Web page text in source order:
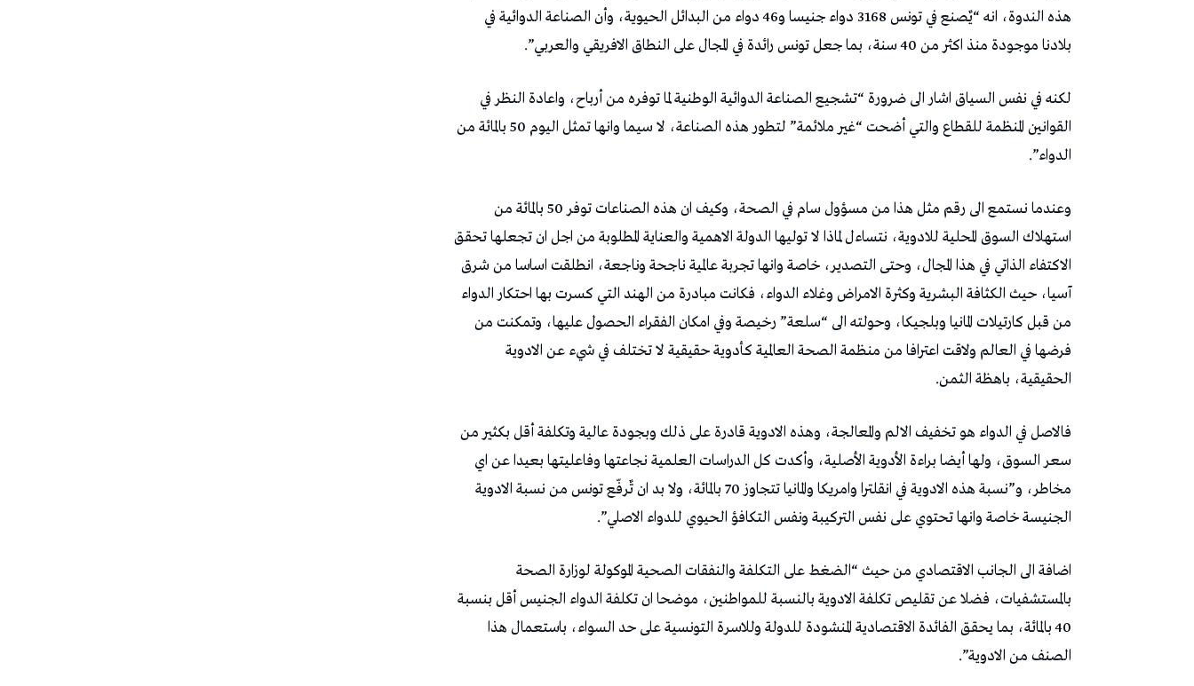
هذه الندوة، انه “يٌصنع في تونس 3168 دواء جنيسا و46 دواء من البدائل الحيوية، وأن الصناعة الدوائية في
بلادنا موجودة منذ اكثر من 40 سنة، بما جعل تونس رائدة في المجال على النطاق الافريقي والعربي”.
لكنه في نفس السياق اشار الى ضرورة “تشجيع الصناعة الدوائية الوطنية لما توفره من أرباح، واعادة النظر في
القوانين المنظمة للقطاع والتي أضحت “غير ملائمة” لتطور هذه الصناعة، لا سيما وانها تمثل اليوم 50 بالمائة من
الدواء”.
وعندما نستمع الى رقم مثل هذا من مسؤول سام في الصحة، وكيف ان هذه الصناعات توفر 50 بالمائة من
استهلاك السوق المحلية للادوية، نتساءل لماذا لا توليها الدولة الاهمية والعناية المطلوبة من اجل ان تجعلها تحقق
الاكتفاء الذاتي في هذا المجال، وحتى التصدير، خاصة وانها تجربة عالمية ناجحة وناجعة، انطلقت اساسا من شرق
آسيا، حيث الكثافة البشرية وكثرة الامراض وغلاء الدواء، فكانت مبادرة من الهند التي كسرت بها احتكار الدواء
من قبل كارتيلات المانيا وبلجيكا، وحولته الى “سلعة” رخيصة وفي امكان الفقراء الحصول عليها، وتمكنت من
فرضها في العالم ولاقت اعترافا من منظمة الصحة العالمية كأدوية حقيقية لا تختلف في شيء عن الادوية
الحقيقية، باهظة الثمن.
فالاصل في الدواء هو تخفيف الالم والمعالجة، وهذه الادوية قادرة على ذلك وبجودة عالية وتكلفة أقل بكثير من
سعر السوق، ولها أيضا براءة الأدوية الأصلية، وأكدت كل الدراسات العلمية نجاعتها وفاعليتها بعيدا عن اي
مخاطر، و”نسبة هذه الادوية في انقلترا وامريكا والمانيا تتجاوز 70 بالمائة، ولا بد ان تٌرفّع تونس من نسبة الادوية
الجنيسة خاصة وانها تحتوي على نفس التركيبة ونفس التكافؤ الحيوي للدواء الاصلي”.
اضافة الى الجانب الاقتصادي من حيث “الضغط على التكلفة والنفقات الصحية الموكولة لوزارة الصحة
بالمستشفيات، فضلا عن تقليص تكلفة الادوية بالنسبة للمواطنين، موضحا ان تكلفة الدواء الجنيس أقل بنسبة
40 بالمائة، بما يحقق الفائدة الاقتصادية المنشودة للدولة وللاسرة التونسية على حد السواء، باستعمال هذا
الصنف من الادوية”.